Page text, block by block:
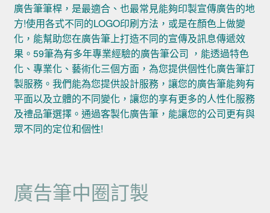
廣告筆筆桿，是最適合、也最常見能夠印製宣傳廣告的地
方!使用各式不同的LOGO印刷方法，或是在顏色上做變
化，能幫助您在廣告筆上打造不同的宣傳及訊息傳遞效
果。59筆為有多年專業經驗的廣告筆公司 ，能透過特色
化、專業化、藝術化三個方面，為您提供個性化廣告筆訂
製服務。我們能為您提供設計服務，讓您的廣告筆能夠有
平面以及立體的不同變化，讓您的享有更多的人性化服務
及禮品筆選擇。通過客製化廣告筆，能讓您的公司更有與
眾不同的定位和個性!
廣告筆中圈訂製